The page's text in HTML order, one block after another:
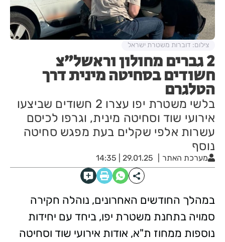
2 גברים מחולון וראשל"צ
חשודים בסחיטה מינית דרך
הטלגרם
בלשי משטרת יפו עצרו 2 חשודים שביצעו
אירועי שוד וסחיטה מינית, וגרפו לכיסם
עשרות אלפי שקלים בעת מפגש סחיטה
נוסף
מערכת האתר 29.01.25 | 14:35
צילום: דוברות משטרת ישראל
במהלך החודשים האחרונים, נוהלה חקירה
סמויה בתחנת משטרת יפו, ביחד עם יחידות
נוספות ממחוז ת"א, אודות אירועי שוד וסחיטה